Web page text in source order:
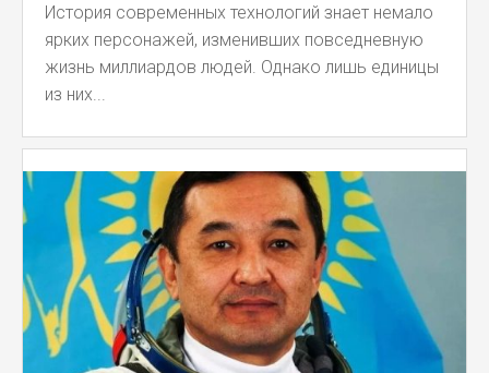
История современных технологий знает немало
ярких персонажей, изменивших повседневную
жизнь миллиардов людей. Однако лишь единицы
из них...